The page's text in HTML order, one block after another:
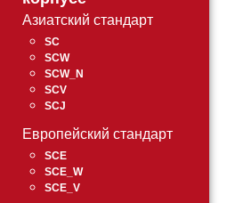
Азиатский стандарт
SC
SCW
SCW_N
SCV
SCJ
Европейский стандарт
SCE
SCE_W
SCE_V